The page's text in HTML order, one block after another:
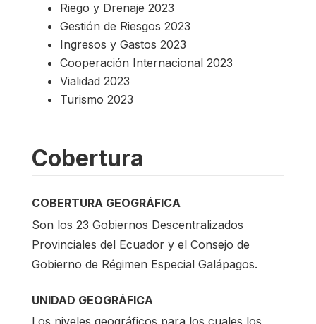
Riego y Drenaje 2023
Gestión de Riesgos 2023
Ingresos y Gastos 2023
Cooperación Internacional 2023
Vialidad 2023
Turismo 2023
Cobertura
COBERTURA GEOGRÁFICA
Son los 23 Gobiernos Descentralizados
Provinciales del Ecuador y el Consejo de
Gobierno de Régimen Especial Galápagos.
UNIDAD GEOGRÁFICA
Los niveles geográficos para los cuales los